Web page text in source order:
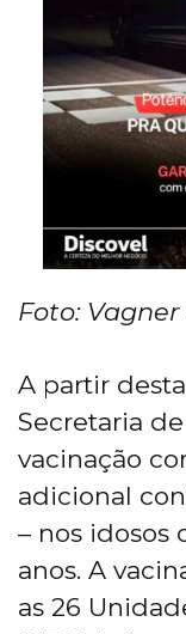
Foto:
A partir
Secretaria
vacinação
adicional
– nos idosos
anos. A
as 26